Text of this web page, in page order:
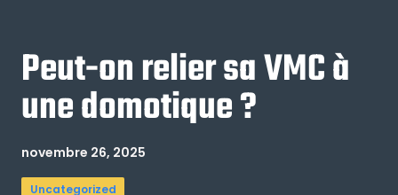
Peut-on relier sa VMC à
une domotique ?
novembre 26, 2025
Uncategorized